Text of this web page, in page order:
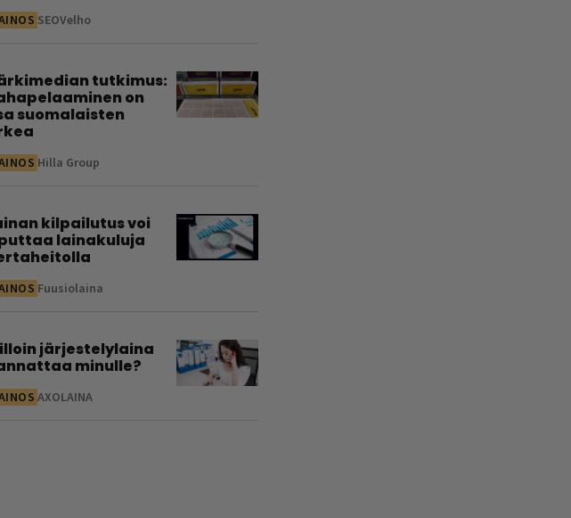
SEOVelho
tutkimus:
on
suomalaisten
Hilla Group
kilpailutus voi
lainakuluja
Fuusiolaina
järjestelylaina
minulle?
AXOLAINA